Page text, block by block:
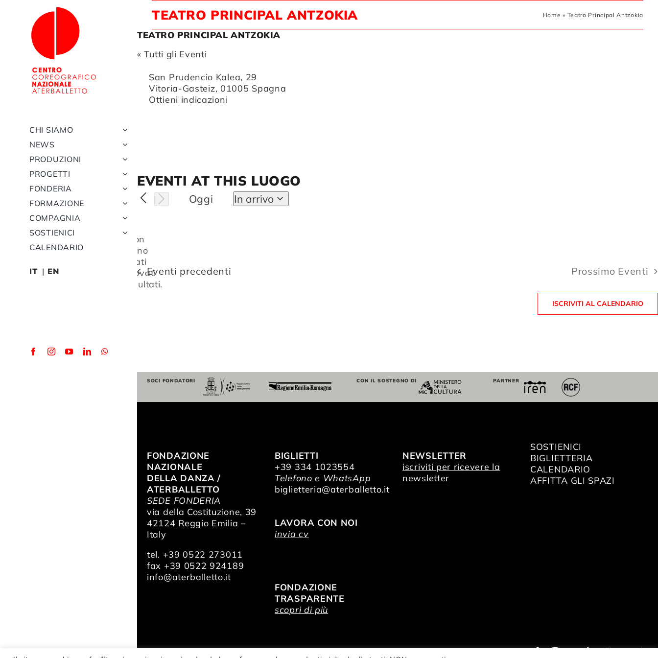
contenuto
CHI SIAMO
NEWS
PRODUZIONI
PROGETTI
FONDERIA
FORMAZIONE
COMPAGNIA
SOSTIENICI
CALENDARIO
IT EN
TEATRO PRINCIPAL ANTZOKIA Home » Teatro Principal Antzokia
TEATRO PRINCIPAL ANTZOKIA
« Tutti gli Eventi
Indirizzo
San Prudencio Kalea, 29
Vitoria-Gasteiz, 01005 Spagna
Ottieni indicazioni
EVENTI AT THIS LUOGO
Notice
Non
sono
stati
trovati
risultati.
Oggi
In arrivo
Seleziona
Eventi precedenti Prossimo Eventi
ISCRIVITI AL CALENDARIO
SOCI FONDATORI CON IL SOSTEGNO DI PARTNER
FONDAZIONE
NAZIONALE
DELLA DANZA /
ATERBALLETTO
SEDE FONDERIA
via della Costituzione, 39
42124 Reggio Emilia –
Italy
tel. +39 0522 273011
fax +39 0522 924189
info@aterballetto.it
BIGLIETTI
+39 334 1023554
Telefono e WhatsApp
biglietteria@aterballetto.it
LAVORA CON NOI
invia cv
FONDAZIONE
TRASPARENTE
scopri di più
NEWSLETTER
iscriviti per ricevere la
newsletter
SOSTIENICI
BIGLIETTERIA
CALENDARIO
AFFITTA GLI SPAZI